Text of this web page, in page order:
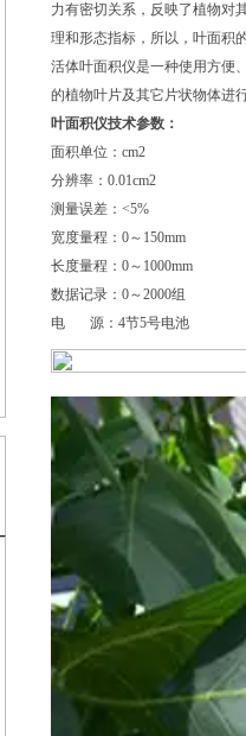
力有密切关系，反映了植物对
理和形态指标，所以，叶面积
活体叶面积仪是一种使用方便
的植物叶片及其它片状物体进
叶面积仪技术参数：
面积单位：cm2
分辨率：0.01cm2
测量误差：<5%
宽度量程：0～150mm
长度量程：0～1000mm
数据记录：0～2000组
电 源：4节5号电池